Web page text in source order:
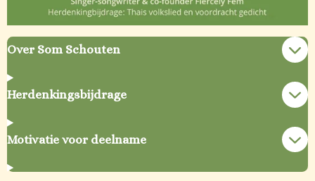
Over Som Schouten
Herdenkingsbijdrage
Motivatie voor deelname